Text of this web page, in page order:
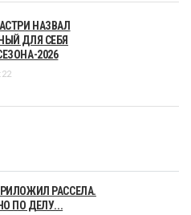
НАЗВАЛ
ДЛЯ СЕБЯ
2026
РАССЕЛА.
ПО ДЕЛУ...